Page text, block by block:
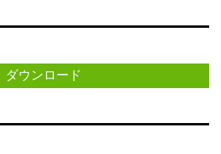
ダウンロード